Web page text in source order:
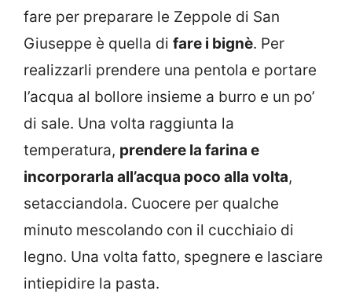
fare per preparare le Zeppole di San
Giuseppe è quella di fare i bignè. Per
realizzarli prendere una pentola e portare
l’acqua al bollore insieme a burro e un po’
di sale. Una volta raggiunta la
temperatura, prendere la farina e
incorporarla all’acqua poco alla volta,
setacciandola. Cuocere per qualche
minuto mescolando con il cucchiaio di
legno. Una volta fatto, spegnere e lasciare
intiepidire la pasta.